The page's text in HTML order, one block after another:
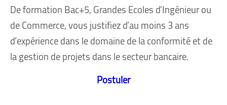
De formation Bac+5, Grandes Ecoles d’Ingénieur ou
de Commerce, vous justifiez d’au moins 3 ans
d’expérience dans le domaine de la conformité et de
la gestion de projets dans le secteur bancaire.
Postuler